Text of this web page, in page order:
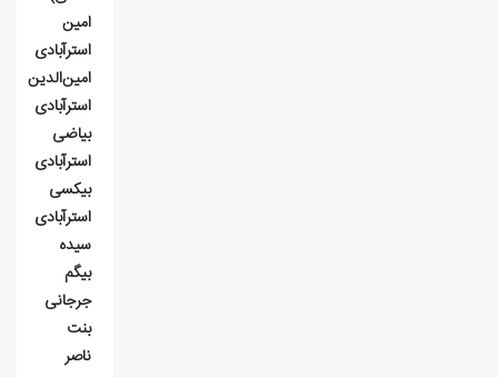
امين
استرآبادی
امين‌الدين
استرآبادی
بياضی
استرآبادی
بيکسی
استرآبادی
سيده
بيگم
جرجانی
بنت
ناصر